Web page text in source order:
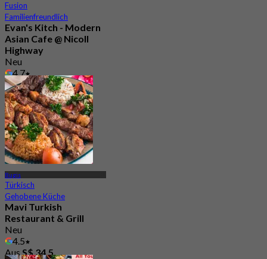
Fusion
Familienfreundlich
Evan's Kitch - Modern
Asian Cafe @ Nicoll
Highway
Neu
4.7
AusS$ 46.66
Bugis
Türkisch
Gehobene Küche
Mavi Turkish
Restaurant & Grill
Neu
4.5
AusS$ 34.5